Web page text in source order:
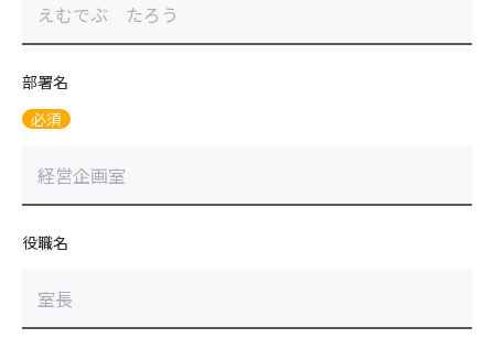
部署名
必須
役職名